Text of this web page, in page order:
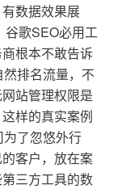
数据效果展
谷歌SEO必用工
根本不敢告诉
排名流量，不
站管理权限是
样的真实案例
了忽悠外行
客户，放在案
三方工具的数